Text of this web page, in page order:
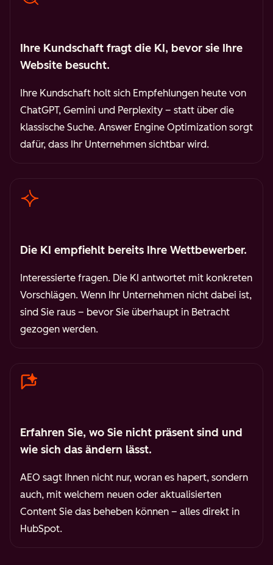
Ihre Kundschaft fragt die KI, bevor sie Ihre
Website besucht.
Ihre Kundschaft holt sich Empfehlungen heute von
ChatGPT, Gemini und Perplexity – statt über die
klassische Suche. Answer Engine Optimization sorgt
dafür, dass Ihr Unternehmen sichtbar wird.
Die KI empfiehlt bereits Ihre Wettbewerber.
Interessierte fragen. Die KI antwortet mit konkreten
Vorschlägen. Wenn Ihr Unternehmen nicht dabei ist,
sind Sie raus – bevor Sie überhaupt in Betracht
gezogen werden.
Erfahren Sie, wo Sie nicht präsent sind und
wie sich das ändern lässt.
AEO sagt Ihnen nicht nur, woran es hapert, sondern
auch, mit welchem neuen oder aktualisierten
Content Sie das beheben können – alles direkt in
HubSpot.